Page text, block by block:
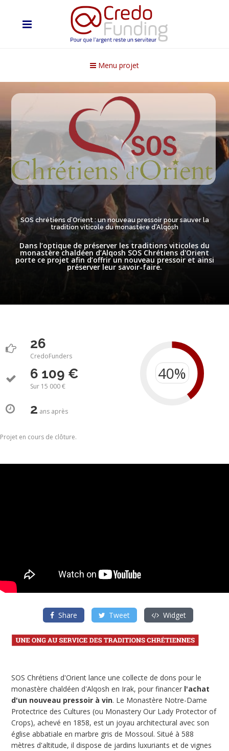
Menu projet
SOS chrétiens d’Orient : un nouveau pressoir pour sauver la
tradition viticole du monastère d’Alqosh
Dans l’optique de préserver les traditions viticoles du
monastère chaldéen d’Alqosh SOS Chrétiens d'Orient
porte ce projet afin d’offrir un nouveau pressoir et ainsi
préserver leur savoir-faire.
26
CredoFunders
6 109 €
Sur 15 000 €
2 ansaprès
Projet en cours de clôture.
Share Tweet Widget
SOS Chrétiens d'Orient lance une collecte de dons pour le
monastère chaldéen d'Alqosh en Irak, pour financer l'achat
d'un nouveau pressoir à vin. Le Monastère Notre-Dame
Protectrice des Cultures (ou Monastery Our Lady Protector of
Crops), achevé en 1858, est un joyau architectural avec son
église abbatiale en marbre gris de Mossoul. Situé à 588
mètres d'altitude, il dispose de jardins luxuriants et de vignes